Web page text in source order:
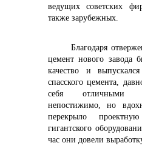
ведущих советских
также зарубежных.
Благодаря
цемент нового завода
качество и
спасского цемента,
себя отличными
непостижимо, но
перекрыло
гигантского
час они довели